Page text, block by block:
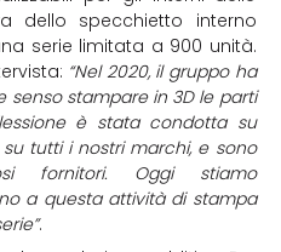
dello specchietto interno
serie limitata a 900 unità.
“Nel 2020, il gruppo ha
senso stampare in 3D le parti
è stata condotta su
tutti i nostri marchi, e sono
fornitori. Oggi stiamo
a questa attività di stampa
.